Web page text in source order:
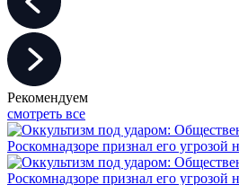
Рекомендуем
смотреть все